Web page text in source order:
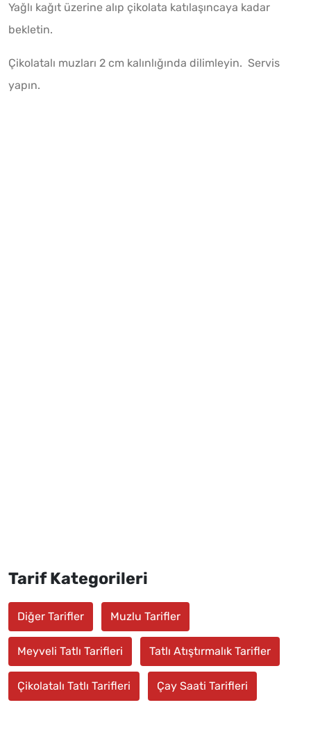
Yağlı kağıt üzerine alıp çikolata katılaşıncaya kadar
bekletin.
Çikolatalı muzları 2 cm kalınlığında dilimleyin. Servis
yapın.
Tarif Kategorileri
Diğer Tarifler Muzlu Tarifler
Meyveli Tatlı Tarifleri Tatlı Atıştırmalık Tarifler
Çikolatalı Tatlı Tarifleri Çay Saati Tarifleri